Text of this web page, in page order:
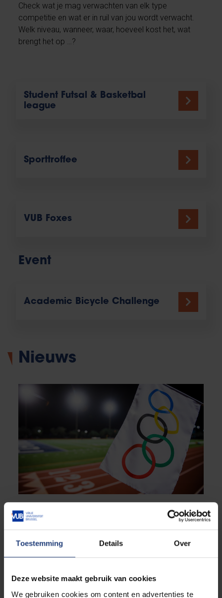
Toestemming Details Over
Deze website maakt gebruik van cookies
We gebruiken cookies om content en advertenties te
Check wat je mag verwachten van elk type
competitie en wat er in ruil van jou wordt verwacht.
Welk niveau, wanneer, waar, hoeveel kost het, wat
brengt het op …?
Student Futsal & Basketbal
league
Sporttroffee
VUB Foxes
Event
Academic Bicycle Challenge
Nieuws
“De Vlaamse regering wil 10% meer
medailles. Maar zonder extra investering zal
dat niet lukken”